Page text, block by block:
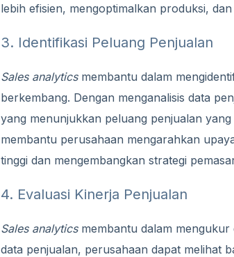
lebih efisien, mengoptimalkan produksi,
3. Identifikasi Peluang Penjualan
Sales analyticsmembantu dalam
berkembang. Dengan menganalisis data
yang menunjukkan peluang penjualan
membantu perusahaan mengarahkan
tinggi dan mengembangkan strategi
4. Evaluasi Kinerja Penjualan
Sales analyticsmembantu dalam mengukur
data penjualan, perusahaan dapat melihat